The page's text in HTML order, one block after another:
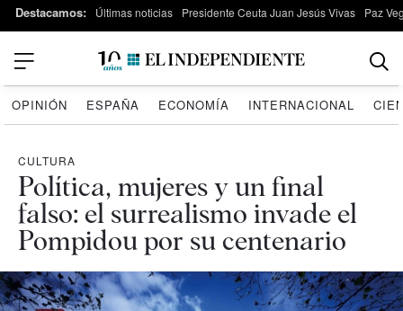
Destacamos: Últimas noticias Presidente Ceuta Juan Jesús Vivas Paz
OPINIÓN ESPAÑA ECONOMÍA INTERNACIONAL
CULTURA
Política, mujeres y un final
falso: el surrealismo invade el
Pompidou por su centenario